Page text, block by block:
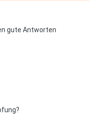
gute Antworten